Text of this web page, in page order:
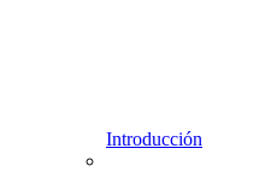
Introducción